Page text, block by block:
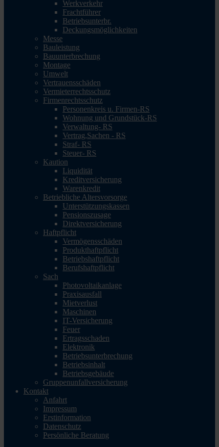
Werkverkehr
Frachtführer
Betriebsunterbr.
Deckungsmöglichkeiten
Messe
Bauleistung
Bauunterbrechung
Montage
Umwelt
Vertrauensschäden
Vermieterrechtsschutz
Firmenrechtsschutz
Personenkreis u. Firmen-RS
Wohnung und Grundstück-RS
Verwaltung- RS
Vertrag,Sachen - RS
Straf- RS
Steuer- RS
Kaution
Liquidität
Kreditversicherung
Warenkredit
Betriebliche Altersvorsorge
Unterstützungskassen
Pensionszusage
Direktversicherung
Haftpflicht
Vermögensschäden
Produkthaftpflicht
Betriebshaftpflicht
Berufshaftpflicht
Sach
Photovoltaikanlage
Praxisausfall
Mietverlust
Maschinen
IT-Versicherung
Feuer
Ertragsschaden
Elektronik
Betriebsunterbrechung
Betriebsinhalt
Betriebsgebäude
Gruppenunfallversicherung
Kontakt
Anfahrt
Impressum
Erstinformation
Datenschutz
Persönliche Beratung